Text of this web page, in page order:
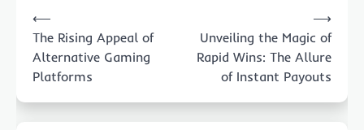
navigation
⟵
The Rising Appeal of
Alternative Gaming
Platforms
Unveiling the Magic of
Rapid Wins: The Allure
of Instant Payouts
⟶